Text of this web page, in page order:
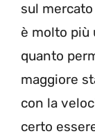
sul
è molto più
quanto
maggiore
con la
certo